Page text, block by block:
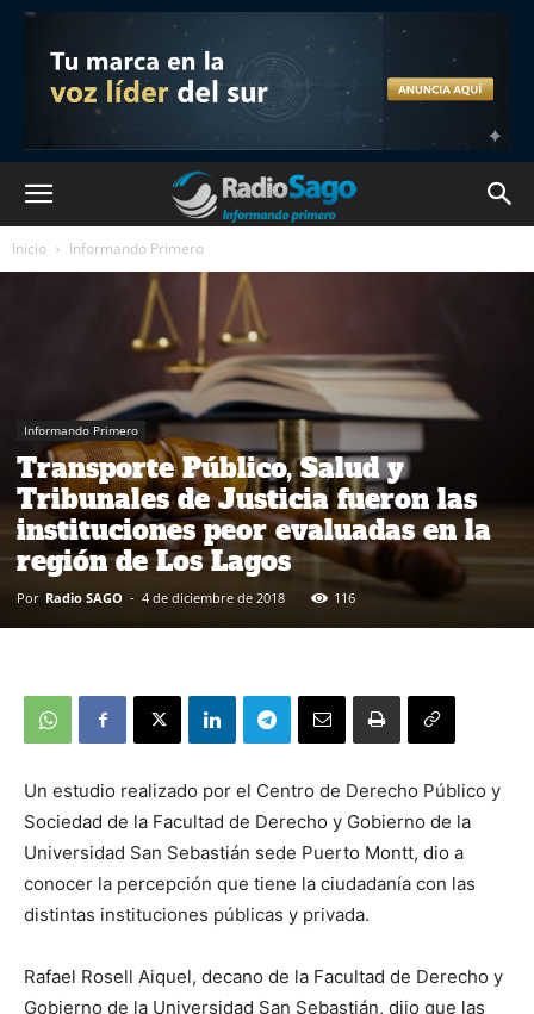
Inicio Informando Primero
Informando Primero
Transporte Público, Salud y
Tribunales de Justicia fueron las
instituciones peor evaluadas en la
región de Los Lagos
Por Radio SAGO - 4 de diciembre de 2018 116
Un estudio realizado por el Centro de Derecho Público y
Sociedad de la Facultad de Derecho y Gobierno de la
Universidad San Sebastián sede Puerto Montt, dio a
conocer la percepción que tiene la ciudadanía con las
distintas instituciones públicas y privada.
Rafael Rosell Aiquel, decano de la Facultad de Derecho y
Gobierno de la Universidad San Sebastián, dijo que las